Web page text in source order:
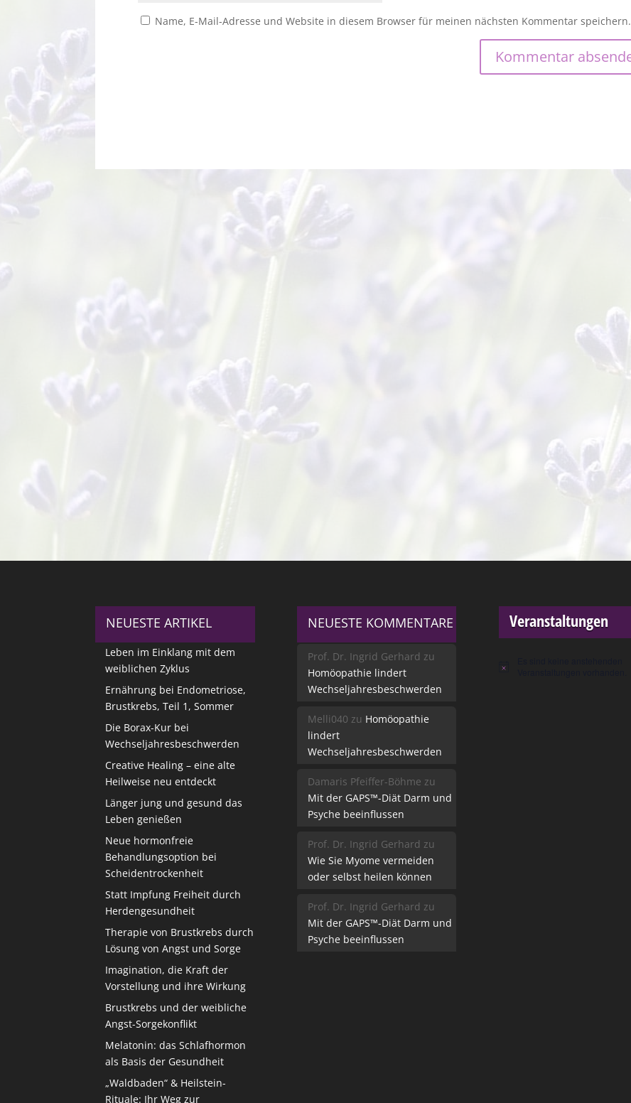
Name, E-Mail-Adresse und Website in diesem Browser für meinen nächsten Kommentar speichern.
NEUESTE ARTIKEL
Leben im Einklang mit dem
weiblichen Zyklus
Ernährung bei Endometriose,
Brustkrebs, Teil 1, Sommer
Die Borax-Kur bei
Wechseljahresbeschwerden
Creative Healing – eine alte
Heilweise neu entdeckt
Länger jung und gesund das
Leben genießen
Neue hormonfreie
Behandlungsoption bei
Scheidentrockenheit
Statt Impfung Freiheit durch
Herdengesundheit
Therapie von Brustkrebs durch
Lösung von Angst und Sorge
Imagination, die Kraft der
Vorstellung und ihre Wirkung
Brustkrebs und der weibliche
Angst-Sorgekonflikt
Melatonin: das Schlafhormon
als Basis der Gesundheit
„Waldbaden“ & Heilstein-
Rituale: Ihr Weg zur
NEUESTE KOMMENTARE
Prof. Dr. Ingrid Gerhard zu
Homöopathie lindert
Wechseljahresbeschwerden
Melli040 zu Homöopathie
lindert
Wechseljahresbeschwerden
Damaris Pfeiffer-Böhme zu
Mit der GAPS™-Diät Darm und
Psyche beeinflussen
Prof. Dr. Ingrid Gerhard zu
Wie Sie Myome vermeiden
oder selbst heilen können
Prof. Dr. Ingrid Gerhard zu
Mit der GAPS™-Diät Darm und
Psyche beeinflussen
Veranstaltungen
Hinweis